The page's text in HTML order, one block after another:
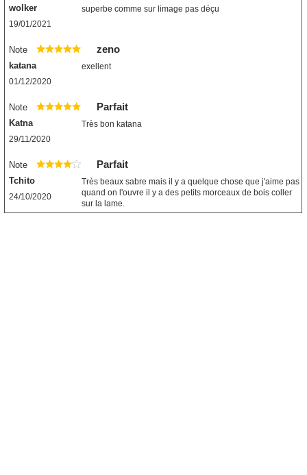
wolker
19/01/2021
superbe comme sur limage pas déçu
Note zeno
katana
01/12/2020
exellent
Note Parfait
Katna
29/11/2020
Très bon katana
Note Parfait
Tchito
24/10/2020
Très beaux sabre mais il y a quelque chose que j'aime pas
quand on l'ouvre il y a des petits morceaux de bois coller
sur la lame.